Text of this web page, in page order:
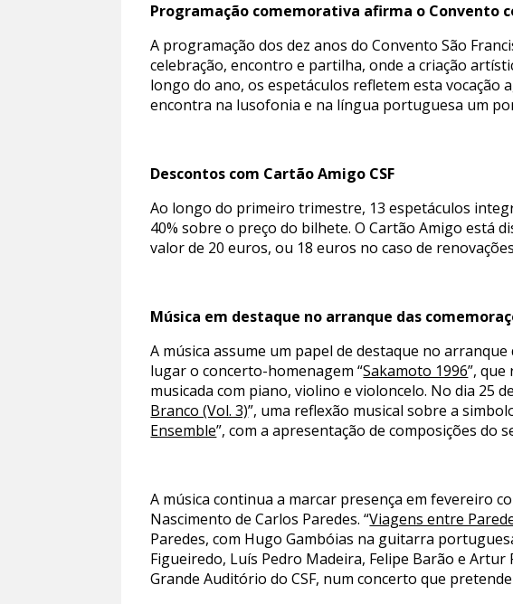
Programação comemorativa afirma o Convento
A programação dos dez anos do Convento São
celebração, encontro e partilha, onde a criação
longo do ano, os espetáculos refletem esta
encontra na lusofonia e na língua portuguesa um
Descontos com Cartão Amigo CSF
Ao longo do primeiro trimestre, 13 espetáculos
40% sobre o preço do bilhete. O Cartão Amigo está
valor de 20 euros, ou 18 euros no caso de
Música em destaque no arranque das
A música assume um papel de destaque no
lugar o concerto-homenagem “Sakamoto 1996”,
musicada com piano, violino e violoncelo. No dia 25
Branco (Vol. 3)”, uma reflexão musical sobre a
Ensemble”, com a apresentação de composições
A música continua a marcar presença em fevereiro
Nascimento de Carlos Paredes. “Viagens entre
Paredes, com Hugo Gambóias na guitarra
Figueiredo, Luís Pedro Madeira, Felipe Barão e Artur
Grande Auditório do CSF, num concerto que